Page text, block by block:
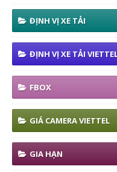
ĐỊNH VỊ XE TẢI
ĐỊNH VỊ XE TẢI
FBOX
GIÁ CAMERA VIETTEL
GIA HẠN